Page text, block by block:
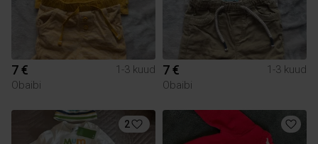
7 €
1-3 kuud
Obaibi
7 €
1-3 kuud
Obaibi
2